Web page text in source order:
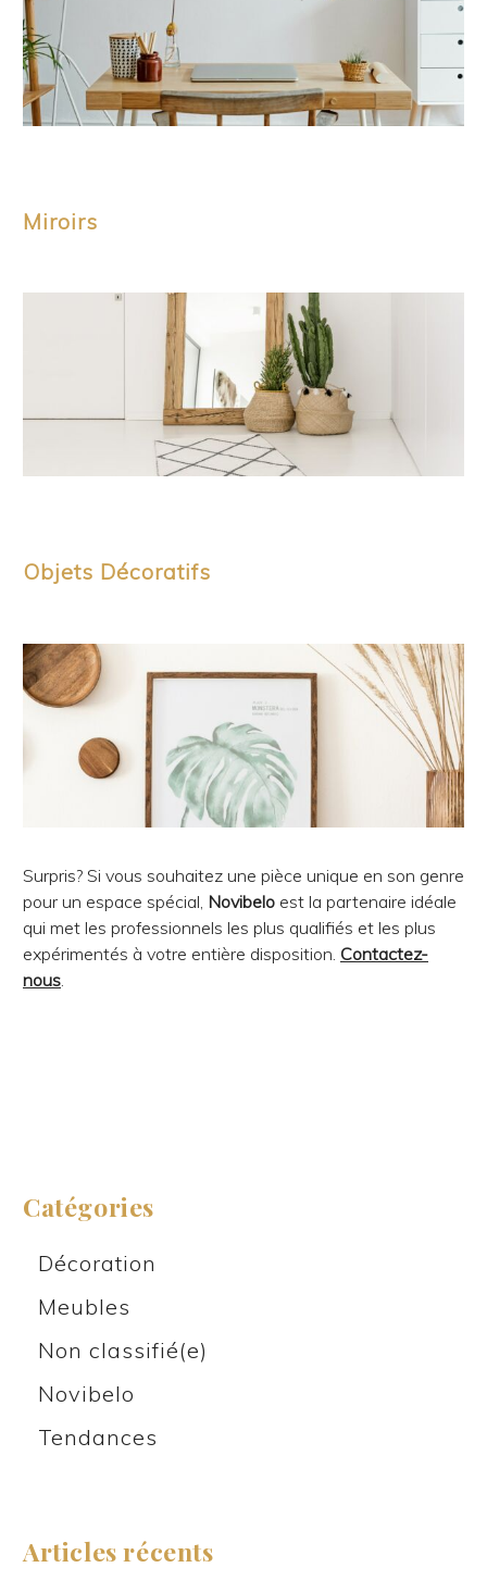
Miroirs
Objets Décoratifs
Surpris? Si vous souhaitez une pièce unique en son genre
pour un espace spécial, Novibelo est la partenaire idéale
qui met les professionnels les plus qualifiés et les plus
expérimentés à votre entière disposition. Contactez-
nous
Catégories
Décoration
Meubles
Non classifié(e)
Novibelo
Tendances
Articles récents